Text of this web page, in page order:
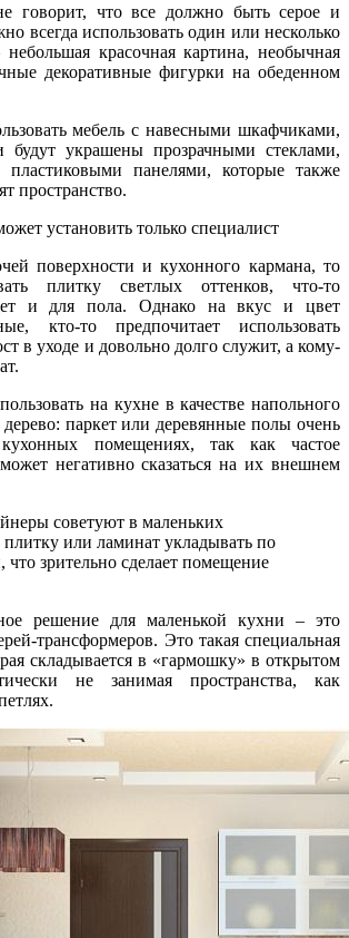
говорит, что все должно быть серое и
всегда использовать один или несколько
красочная картина, необычная
декоративные фигурки на обеденном
мебель с навесными шкафчиками,
будут украшены прозрачными стеклами,
пластиковыми панелями, которые также
пространство.
поверхности и кухонного кармана, то
плитку светлых оттенков, что-то
и для пола. Однако на вкус и цвет
кто-то предпочитает использовать
в уходе и довольно долго служит, а кому-
на кухне в качестве напольного
паркет или деревянные полы очень
помещениях, так как частое
негативно сказаться на их внешнем
советуют в маленьких
или ламинат укладывать по
что зрительно сделает помещение
решение для маленькой кухни – это
трансформеров. Это такая специальная
складывается в «гармошку» в открытом
не занимая пространства, как